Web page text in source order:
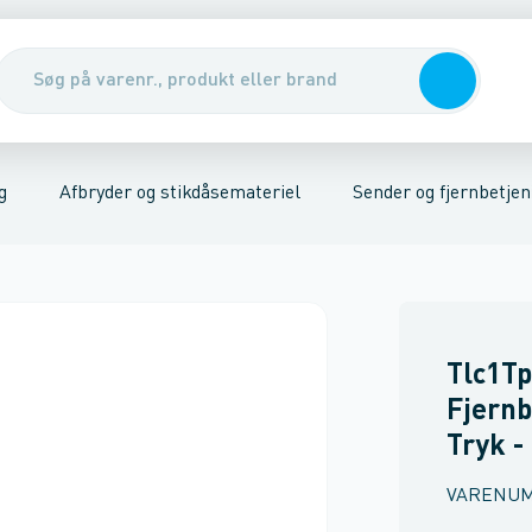
Kabler, rør & jording/udligningTavler, kabelskabe & DIN-
Afbryder og stikdåsemateriel Sender og
Udendørs stikkontakterStikkontakter Trykknap
Tryk